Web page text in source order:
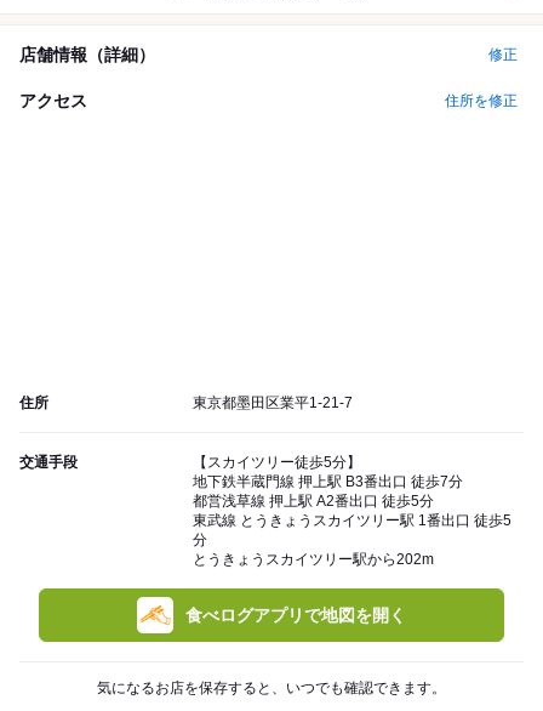
店舗情報（詳細） 修正
アクセス 住所を修正
住所 東京都墨田区業平1-21-7
交通手段
【スカイツリー徒歩5分】
地下鉄半蔵門線 押上駅 B3番出口 徒歩7分
都営浅草線 押上駅 A2番出口 徒歩5分
東武線 とうきょうスカイツリー駅 1番出口 徒歩5
分
とうきょうスカイツリー駅から202m
食べログアプリで地図を開く
気になるお店を保存すると、いつでも確認できます。